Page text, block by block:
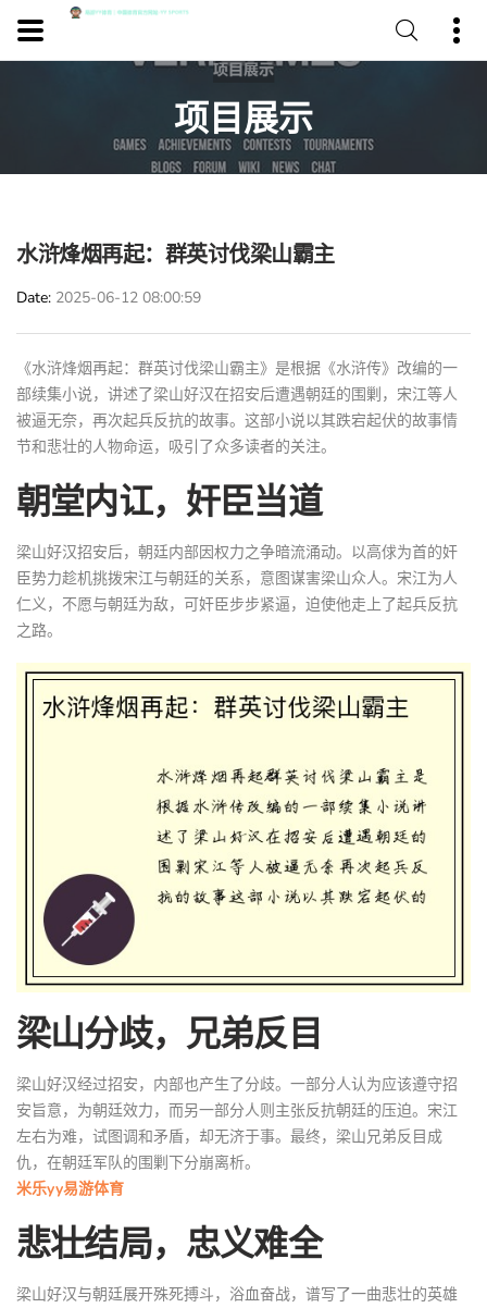
项目展示
水浒烽烟再起：群英讨伐梁山霸主
Date 2025-06-12 08:00:59
《水浒烽烟再起：群英讨伐梁山霸主》是根据《水浒传》改编的一
部续集小说，讲述了梁山好汉在招安后遭遇朝廷的围剿，宋江等人
被逼无奈，再次起兵反抗的故事。这部小说以其跌宕起伏的故事情
节和悲壮的人物命运，吸引了众多读者的关注。
朝堂内讧，奸臣当道
梁山好汉招安后，朝廷内部因权力之争暗流涌动。以高俅为首的奸
臣势力趁机挑拨宋江与朝廷的关系，意图谋害梁山众人。宋江为人
仁义，不愿与朝廷为敌，可奸臣步步紧逼，迫使他走上了起兵反抗
之路。
梁山分歧，兄弟反目
梁山好汉经过招安，内部也产生了分歧。一部分人认为应该遵守招
安旨意，为朝廷效力，而另一部分人则主张反抗朝廷的压迫。宋江
左右为难，试图调和矛盾，却无济于事。最终，梁山兄弟反目成
仇，在朝廷军队的围剿下分崩离析。
米乐yy易游体育
悲壮结局，忠义难全
梁山好汉与朝廷展开殊死搏斗，浴血奋战，谱写了一曲悲壮的英雄